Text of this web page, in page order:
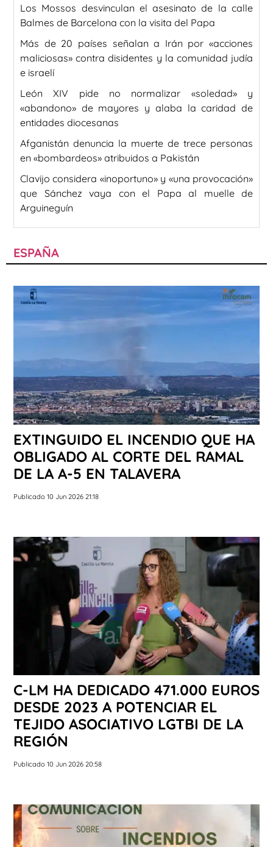
Los Mossos desvinculan el asesinato de la calle
Balmes de Barcelona con la visita del Papa
Más de 20 países señalan a Irán por «acciones
maliciosas» contra disidentes y la comunidad judía
e israelí
León XIV pide no normalizar «soledad» y
«abandono» de mayores y alaba la caridad de
entidades diocesanas
Afganistán denuncia la muerte de trece personas
en «bombardeos» atribuidos a Pakistán
Clavijo considera «inoportuno» y «una provocación»
que Sánchez vaya con el Papa al muelle de
Arguineguín
ESPAÑA
EXTINGUIDO EL INCENDIO QUE HA
OBLIGADO AL CORTE DEL RAMAL
DE LA A-5 EN TALAVERA
Publicado 10 Jun 2026 21:18
C-LM HA DEDICADO 471.000 EUROS
DESDE 2023 A POTENCIAR EL
TEJIDO ASOCIATIVO LGTBI DE LA
REGIÓN
Publicado 10 Jun 2026 20:58